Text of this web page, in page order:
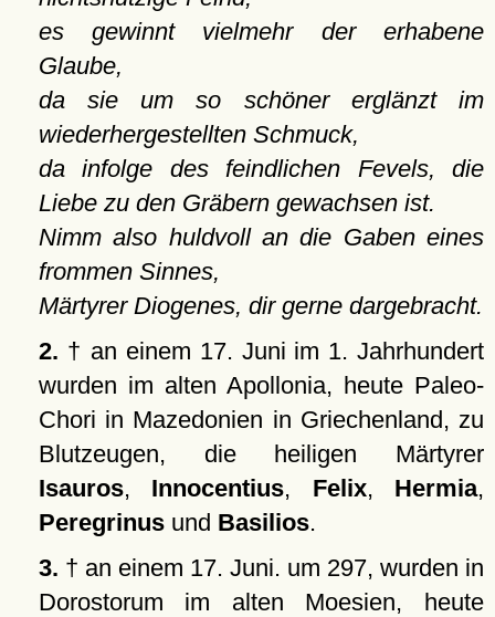
es gewinnt vielmehr der erhabene
Glaube,
da sie um so schöner erglänzt im
wiederhergestellten Schmuck,
da infolge des feindlichen Fevels, die
Liebe zu den Gräbern gewachsen ist.
Nimm also huldvoll an die Gaben eines
frommen Sinnes,
Märtyrer Diogenes, dir gerne dargebracht.
2. † an einem 17. Juni im 1. Jahrhundert
wurden im alten Apollonia, heute Paleo-
Chori in Mazedonien in Griechenland, zu
Blutzeugen, die heiligen Märtyrer
Isauros, Innocentius, Felix, Hermia,
Peregrinusund Basilios.
3. † an einem 17. Juni. um 297, wurden in
Dorostorum im alten Moesien, heute